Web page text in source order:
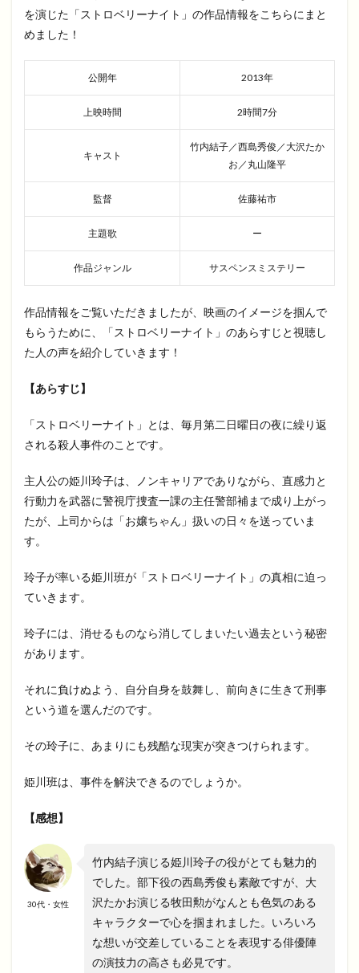
を演じた「ストロベリーナイト」の作品情報をこちらにまと
めました！
公開年 2013年
上映時間 2時間7分
キャスト
竹内結子／西島秀俊／大沢たか
お／丸山隆平
監督 佐藤祐市
主題歌 ー
作品ジャンル サスペンスミステリー
作品情報をご覧いただきましたが、映画のイメージを掴んで
もらうために、「ストロベリーナイト」のあらすじと視聴し
た人の声を紹介していきます！
【あらすじ】
「ストロベリーナイト」とは、毎月第二日曜日の夜に繰り返
される殺人事件のことです。
主人公の姫川玲子は、ノンキャリアでありながら、直感力と
行動力を武器に警視庁捜査一課の主任警部補まで成り上がっ
たが、上司からは「お嬢ちゃん」扱いの日々を送っていま
す。
玲子が率いる姫川班が「ストロベリーナイト」の真相に迫っ
ていきます。
玲子には、消せるものなら消してしまいたい過去という秘密
があります。
それに負けぬよう、自分自身を鼓舞し、前向きに生きて刑事
という道を選んだのです。
その玲子に、あまりにも残酷な現実が突きつけられます。
姫川班は、事件を解決できるのでしょうか。
【感想】
30代・女性
竹内結子演じる姫川玲子の役がとても魅力的
でした。部下役の西島秀俊も素敵ですが、大
沢たかお演じる牧田勲がなんとも色気のある
キャラクターで心を掴まれました。いろいろ
な想いが交差していることを表現する俳優陣
の演技力の高さも必見です。